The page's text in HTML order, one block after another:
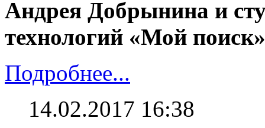
Андрея Добрынина и
технологий «Мой
Подробнее...
14.02.2017 16:38